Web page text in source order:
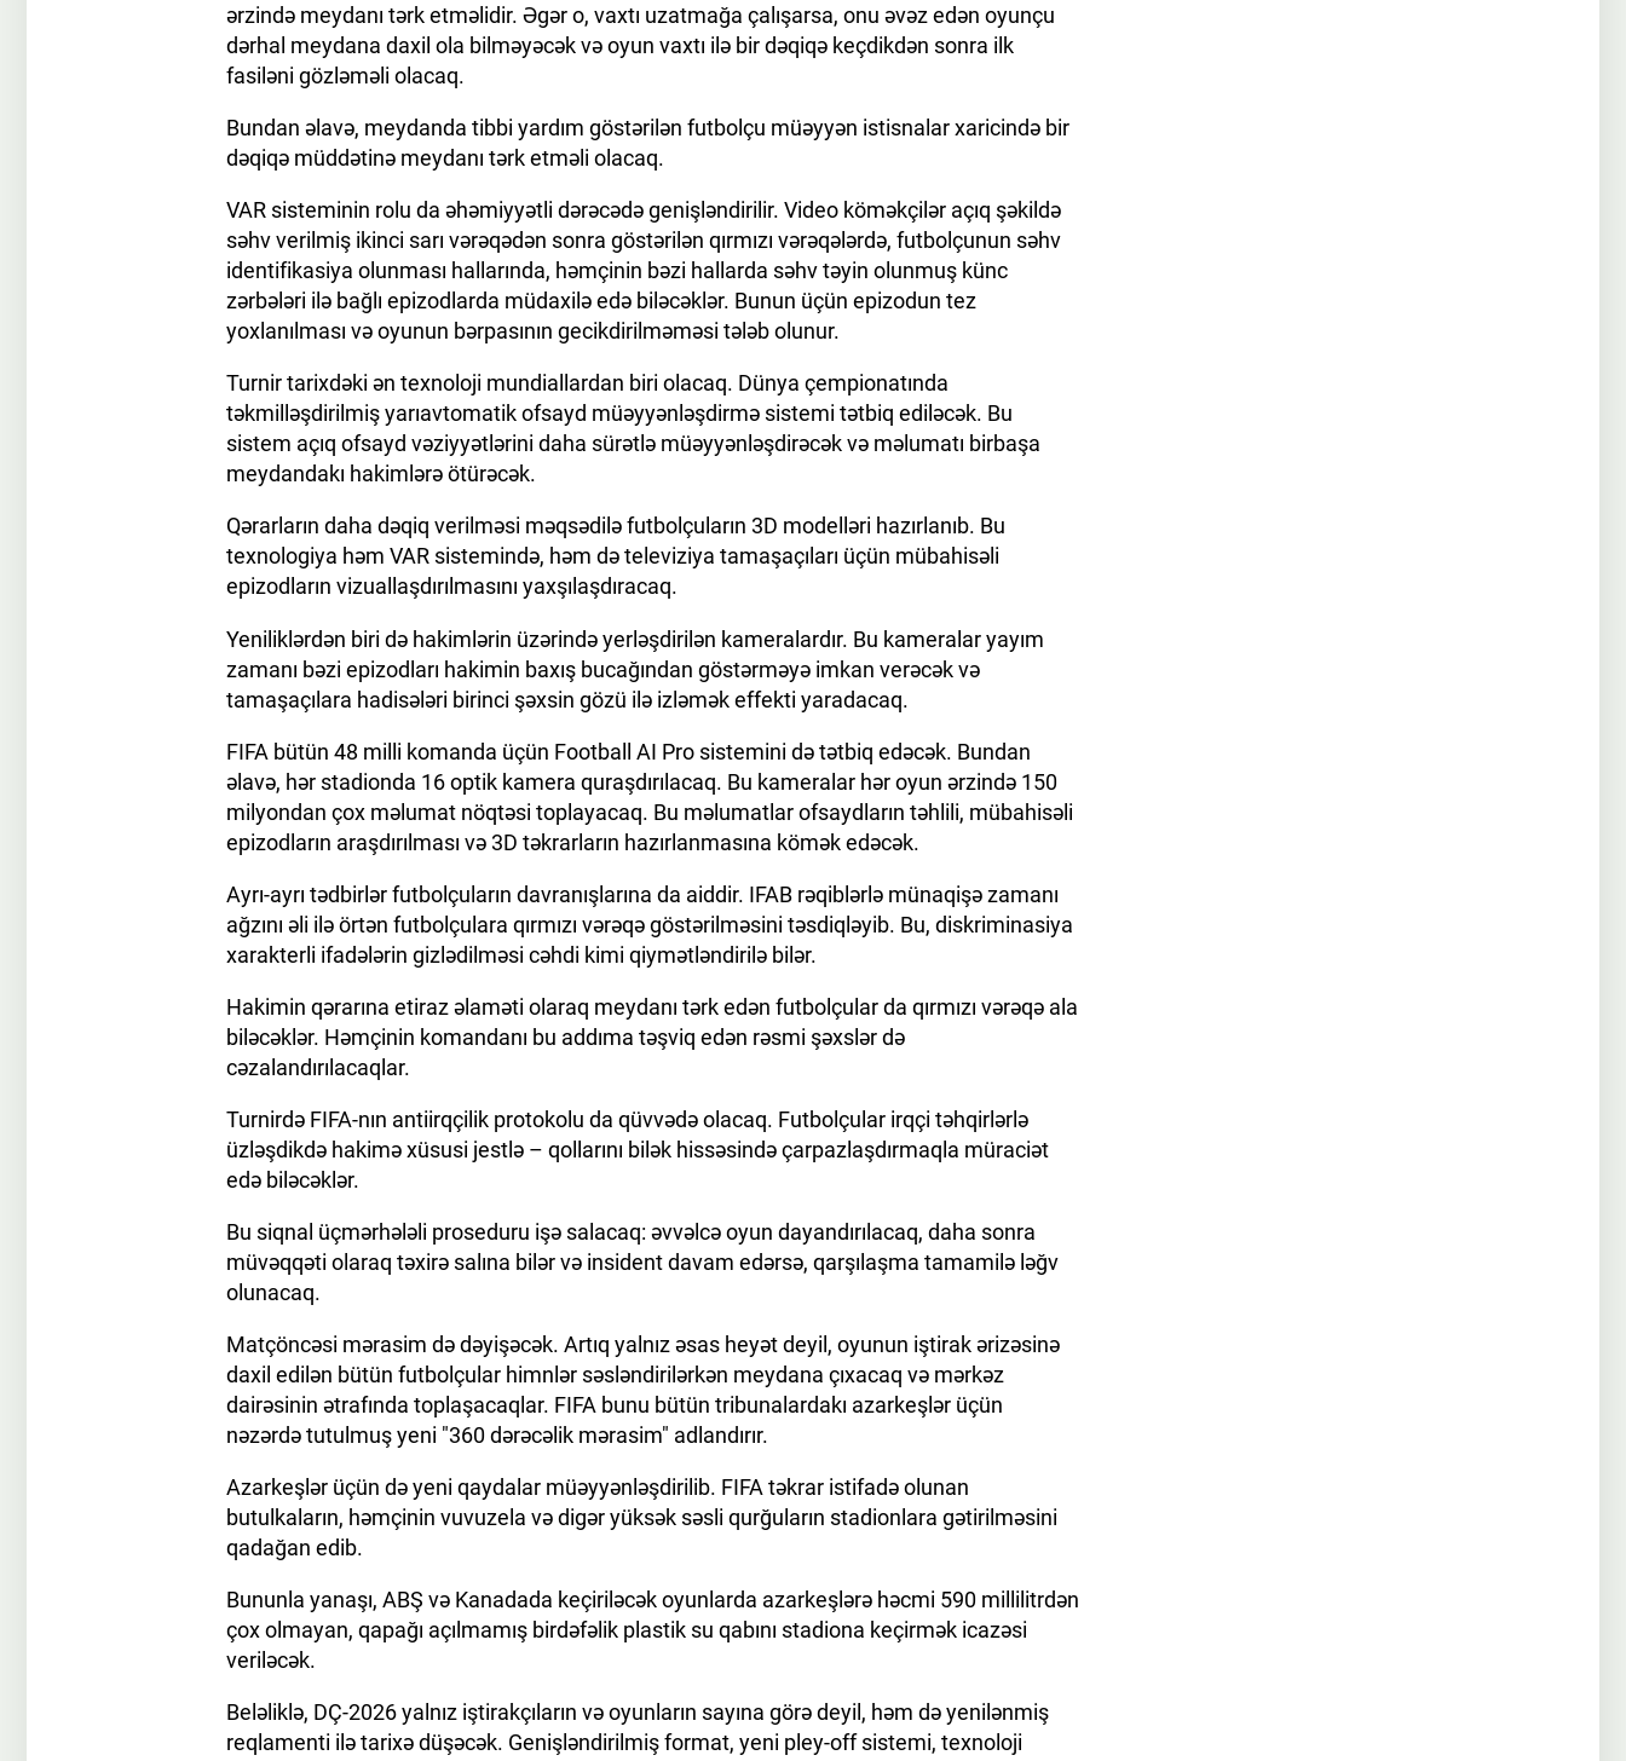
ərzində meydanı tərk etməlidir. Əgər o, vaxtı uzatmağa çalışarsa, onu əvəz edən oyunçu
dərhal meydana daxil ola bilməyəcək və oyun vaxtı ilə bir dəqiqə keçdikdən sonra ilk
fasiləni gözləməli olacaq.
Bundan əlavə, meydanda tibbi yardım göstərilən futbolçu müəyyən istisnalar xaricində bir
dəqiqə müddətinə meydanı tərk etməli olacaq.
VAR sisteminin rolu da əhəmiyyətli dərəcədə genişləndirilir. Video köməkçilər açıq şəkildə
səhv verilmiş ikinci sarı vərəqədən sonra göstərilən qırmızı vərəqələrdə, futbolçunun səhv
identifikasiya olunması hallarında, həmçinin bəzi hallarda səhv təyin olunmuş künc
zərbələri ilə bağlı epizodlarda müdaxilə edə biləcəklər. Bunun üçün epizodun tez
yoxlanılması və oyunun bərpasının gecikdirilməməsi tələb olunur.
Turnir tarixdəki ən texnoloji mundiallardan biri olacaq. Dünya çempionatında
təkmilləşdirilmiş yarıavtomatik ofsayd müəyyənləşdirmə sistemi tətbiq ediləcək. Bu
sistem açıq ofsayd vəziyyətlərini daha sürətlə müəyyənləşdirəcək və məlumatı birbaşa
meydandakı hakimlərə ötürəcək.
Qərarların daha dəqiq verilməsi məqsədilə futbolçuların 3D modelləri hazırlanıb. Bu
texnologiya həm VAR sistemində, həm də televiziya tamaşaçıları üçün mübahisəli
epizodların vizuallaşdırılmasını yaxşılaşdıracaq.
Yeniliklərdən biri də hakimlərin üzərində yerləşdirilən kameralardır. Bu kameralar yayım
zamanı bəzi epizodları hakimin baxış bucağından göstərməyə imkan verəcək və
tamaşaçılara hadisələri birinci şəxsin gözü ilə izləmək effekti yaradacaq.
FIFA bütün 48 milli komanda üçün Football AI Pro sistemini də tətbiq edəcək. Bundan
əlavə, hər stadionda 16 optik kamera quraşdırılacaq. Bu kameralar hər oyun ərzində 150
milyondan çox məlumat nöqtəsi toplayacaq. Bu məlumatlar ofsaydların təhlili, mübahisəli
epizodların araşdırılması və 3D təkrarların hazırlanmasına kömək edəcək.
Ayrı-ayrı tədbirlər futbolçuların davranışlarına da aiddir. IFAB rəqiblərlə münaqişə zamanı
ağzını əli ilə örtən futbolçulara qırmızı vərəqə göstərilməsini təsdiqləyib. Bu, diskriminasiya
xarakterli ifadələrin gizlədilməsi cəhdi kimi qiymətləndirilə bilər.
Hakimin qərarına etiraz əlaməti olaraq meydanı tərk edən futbolçular da qırmızı vərəqə ala
biləcəklər. Həmçinin komandanı bu addıma təşviq edən rəsmi şəxslər də
cəzalandırılacaqlar.
Turnirdə FIFA-nın antiirqçilik protokolu da qüvvədə olacaq. Futbolçular irqçi təhqirlərlə
üzləşdikdə hakimə xüsusi jestlə – qollarını bilək hissəsində çarpazlaşdırmaqla müraciət
edə biləcəklər.
Bu siqnal üçmərhələli proseduru işə salacaq: əvvəlcə oyun dayandırılacaq, daha sonra
müvəqqəti olaraq təxirə salına bilər və insident davam edərsə, qarşılaşma tamamilə ləğv
olunacaq.
Matçöncəsi mərasim də dəyişəcək. Artıq yalnız əsas heyət deyil, oyunun iştirak ərizəsinə
daxil edilən bütün futbolçular himnlər səsləndirilərkən meydana çıxacaq və mərkəz
dairəsinin ətrafında toplaşacaqlar. FIFA bunu bütün tribunalardakı azarkeşlər üçün
nəzərdə tutulmuş yeni "360 dərəcəlik mərasim" adlandırır.
Azarkeşlər üçün də yeni qaydalar müəyyənləşdirilib. FIFA təkrar istifadə olunan
butulkaların, həmçinin vuvuzela və digər yüksək səsli qurğuların stadionlara gətirilməsini
qadağan edib.
Bununla yanaşı, ABŞ və Kanadada keçiriləcək oyunlarda azarkeşlərə həcmi 590 millilitrdən
çox olmayan, qapağı açılmamış birdəfəlik plastik su qabını stadiona keçirmək icazəsi
veriləcək.
Beləliklə, DÇ-2026 yalnız iştirakçıların və oyunların sayına görə deyil, həm də yenilənmiş
reqlamenti ilə tarixə düşəcək. Genişləndirilmiş format, yeni pley-off sistemi, texnoloji